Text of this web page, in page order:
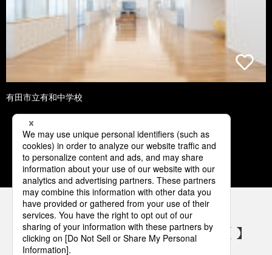
有田市立有和中学校
1 2 3 4 5
パナソニックの電気設備 SNSアカウント